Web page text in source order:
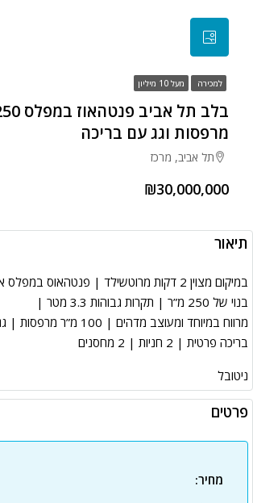
למכירה מעל 10 מיליון
מרפסות וגג עם בריכה
תל אביב, מרכז
₪30,000,000
תיאור
בנוי של 250 מ”ר | תקרות גבוהות 3.3 מטר |
בריכה פרטית | 2 חניות | 2 מחסנים
ניטובל
פרטים
מחיר: